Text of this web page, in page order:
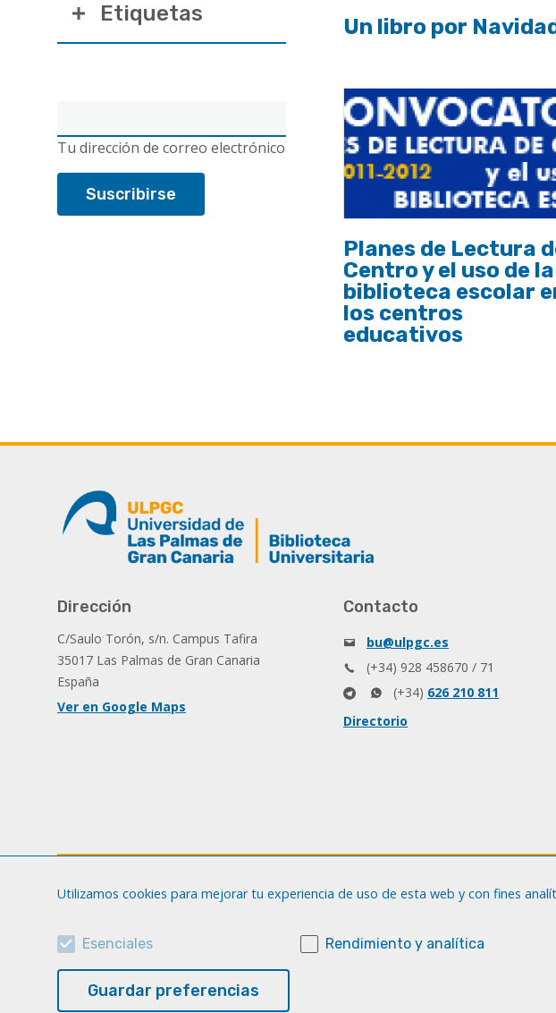
electrónico
Tu dirección de correo electrónico
Etiquetas
Un libro por
Planes de Lectura
Centro y el uso de la
biblioteca escolar
los centros
educativos
Dirección
C/Saulo Torón, s/n. Campus Tafira
35017 Las Palmas de Gran Canaria
España
Ver en Google Maps
Contacto
bu@ulpgc.es
(+34) 928 458670 / 71
(+34) 626 210 811
Directorio
Utilizamos cookies para mejorar tu experiencia de uso de esta web y con fines
Esenciales Rendimiento y analítica
Guardar preferencias